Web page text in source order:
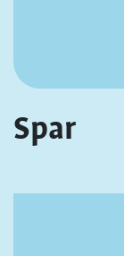
Spar